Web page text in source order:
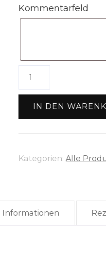
Kommentarfeld
IN DEN
Kategorien:Alle
Informationen